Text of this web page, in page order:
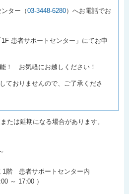
ター（03-3448-6280）へお電話でお
患者サポートセンター」にてお申
！ お気軽にお越しください！
おりませんので、ご了承くださ
たは延期になる場合があります。
階 患者サポートセンター内
～ 17:00 ）